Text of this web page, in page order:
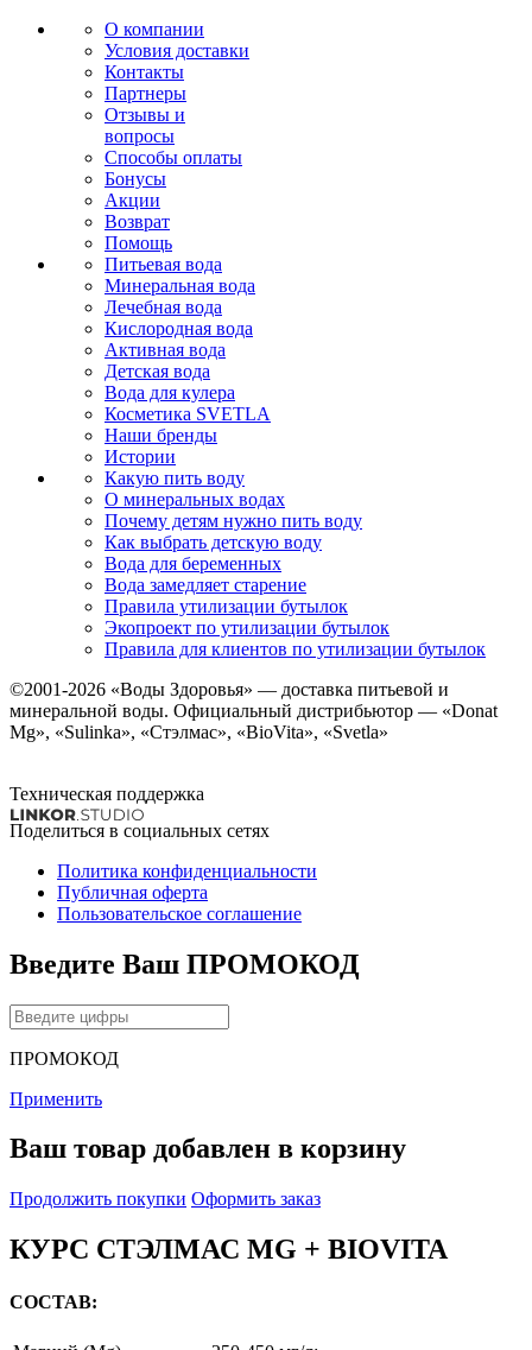
О компании
Условия доставки
Контакты
Партнеры
Отзывы и
вопросы
Способы оплаты
Бонусы
Акции
Возврат
Помощь
Питьевая вода
Минеральная вода
Лечебная вода
Кислородная вода
Активная вода
Детская вода
Вода для кулера
Косметика SVETLA
Наши бренды
Истории
Какую пить воду
О минеральных водах
Почему детям нужно пить воду
Как выбрать детскую воду
Вода для беременных
Вода замедляет старение
Правила утилизации бутылок
Экопроект по утилизации бутылок
Правила для клиентов по утилизации бутылок
©2001-2026 «Воды Здоровья» — доставка питьевой и
минеральной воды. Официальный дистрибьютор — «Donat
Mg», «Sulinka», «Стэлмас», «BioVita», «Svetla»
Техническая поддержка
Поделиться в социальных сетях
Политика конфиденциальности
Публичная оферта
Пользовательское соглашение
Введите Ваш ПРОМОКОД
ПРОМОКОД
Применить
Ваш товар добавлен в корзину
Продолжить покупки Оформить заказ
КУРС СТЭЛМАС MG + BIOVITA
СОСТАВ: